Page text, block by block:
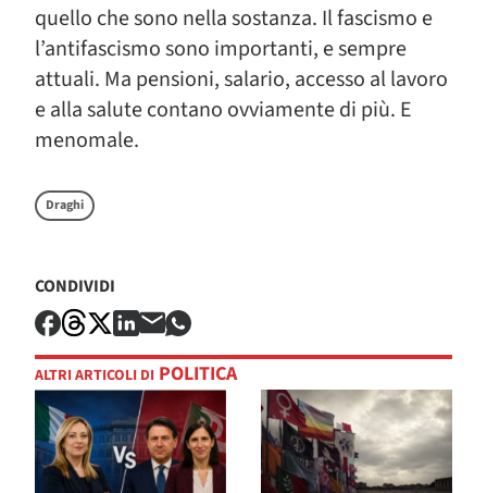
quello che sono nella sostanza. Il fascismo e
l’antifascismo sono importanti, e sempre
attuali. Ma pensioni, salario, accesso al lavoro
e alla salute contano ovviamente di più. E
menomale.
Draghi
CONDIVIDI
ALTRI ARTICOLI DI POLITICA